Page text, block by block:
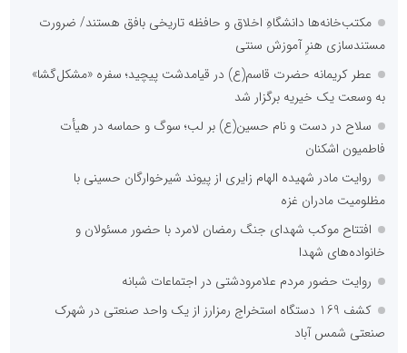
مکتب‌خانه‌ها دانشگاهِ اخلاق و حافظه تاریخی بافق هستند/ ضرورت
مستندسازی هنرِ آموزش سنتی
عطر کریمانه حضرت قاسم(ع) در قیامدشت پیچید؛ سفره «مشکل‌گشا»
به وسعت یک خیریه برگزار شد
سلاح در دست و نام حسین(ع) بر لب؛ سوگ و حماسه در هیأت
فاطمیون اشکنان
روایت مادر شهیده الهام زایری از پیوند شیرخوارگان حسینی با
مظلومیت مادران غزه
افتتاح موکب شهدای جنگ رمضان لامرد با حضور مسئولان و
خانواده‌های شهدا
روایت حضور مردم علامرودشتی در اجتماعات شبانه
کشف 169 دستگاه استخراج رمزارز از یک واحد صنعتی در شهرک
صنعتی شمس آباد